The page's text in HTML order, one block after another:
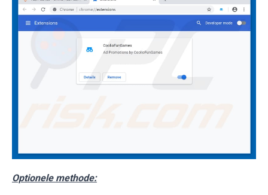
Optionele methode: